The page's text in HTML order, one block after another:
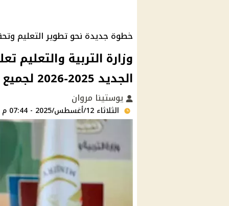
خطوة جديدة نحو تطوير التعليم
وزارة التربية والتعليم
الجديد 2025-2026 لجميع المراحل التعليمية
يوستينا مروان
الثلاثاء 12/أغسطس/2025 - 07:44 م